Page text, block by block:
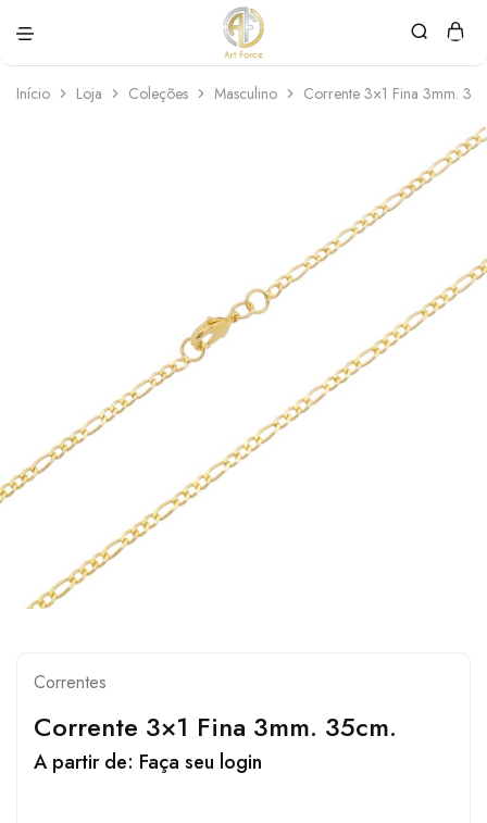
Force
personalizadas
Início Loja Coleções Masculino Corrente 3×1 Fina 3mm.
Correntes
Corrente 3×1 Fina 3mm. 35cm.
A partir de: Faça seu login